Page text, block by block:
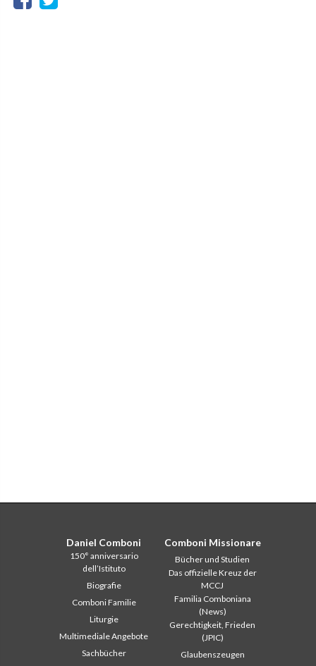
Daniel Comboni
150° anniversario
dell’Istituto
Biografie
Comboni Familie
Liturgie
Multimediale Angebote
Sachbücher
Comboni Missionare
Bücher und Studien
Das offizielle Kreuz der
MCCJ
Familia Comboniana
(News)
Gerechtigkeit, Frieden
(JPIC)
Glaubenszeugen